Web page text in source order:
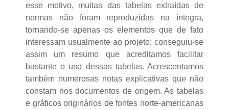
esse motivo, muitas das tabelas extraídas de
normas não foram reproduzidas na íntegra,
tornando-se apenas os elementos que de fato
interessam usualmente ao projeto; conseguiu-se
assim um resumo que acreditamos facilitar
bastante o uso dessas tabelas. Acrescentamos
também numerosas notas explicativas que não
constam nos documentos de origem. As tabelas
e gráficos originários de fontes norte-americanas